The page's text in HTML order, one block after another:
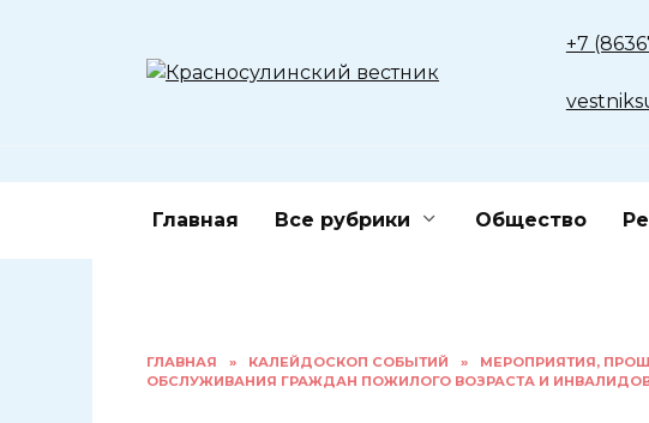
+7
Главная Все рубрики Общество
ГЛАВНАЯ » КАЛЕЙДОСКОП СОБЫТИЙ »
МЕРОПРИЯТИЯ,
ОБСЛУЖИВАНИЯ ГРАЖДАН ПОЖИЛОГО ВОЗРАСТА И ИНВАЛИДОВ